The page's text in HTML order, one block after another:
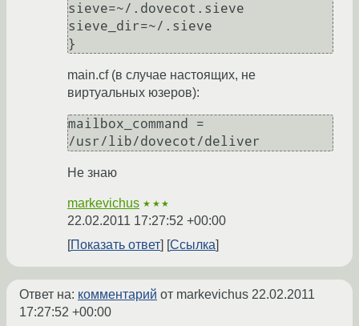
sieve=~/.dovecot.sieve
sieve_dir=~/.sieve
main.cf (в случае настоящих, не
виртуальных юзеров):
mailbox_command =
Не знаю
markevichus ★★★
22.02.2011 17:27:52 +00:00
Показать ответ
Ссылка
Ответ на: комментарий от markevichus 22.02.2011
17:27:52 +00:00